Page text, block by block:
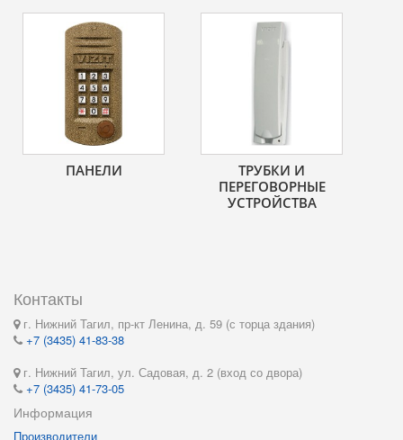
ПАНЕЛИ
ТРУБКИ И
ПЕРЕГОВОРНЫЕ
УСТРОЙСТВА
Контакты
г. Нижний Тагил, пр-кт Ленина, д. 59 (с торца здания)
+7 (3435) 41-83-38
г. Нижний Тагил, ул. Садовая, д. 2 (вход со двора)
+7 (3435) 41-73-05
Информация
Производители